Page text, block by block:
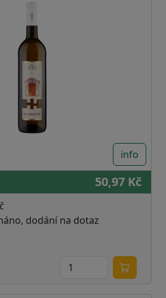
info
50,97 Kč
dodání na dotaz